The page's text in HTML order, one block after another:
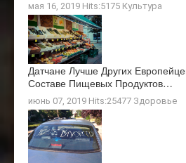
мая 16, 2019 Hits:5175 Культура
Датчане Лучше Других
Составе Пищевых Продуктов…
июнь 07, 2019 Hits:25477 Здоровье